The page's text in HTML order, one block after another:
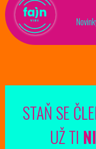
STAŇ SE
UŽ TI